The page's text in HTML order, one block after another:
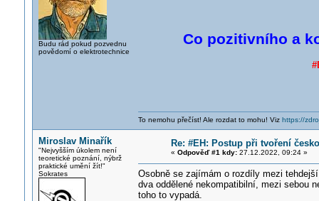
Budu rád pokud pozvednu
povědomí o elektrotechnice
Co pozitivního a
To nemohu přečíst! Ale rozdat to mohu! Viz https://
Miroslav Minařík
"Nejvyšším úkolem není
teoretické poznání, nýbrž
praktické umění žít!"
Sokrates
Re: #EH: Postup při tvoření
« Odpověď #1 kdy:27.12.2022, 09:24 »
Osobně se zajímám o rozdíly mezi
dva oddělené nekompatibilní, mezi sebou
toho to vypadá.